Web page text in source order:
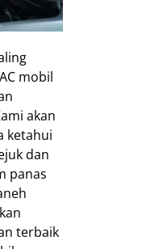
mobil
akan
ketahui
dan
panas
terbaik